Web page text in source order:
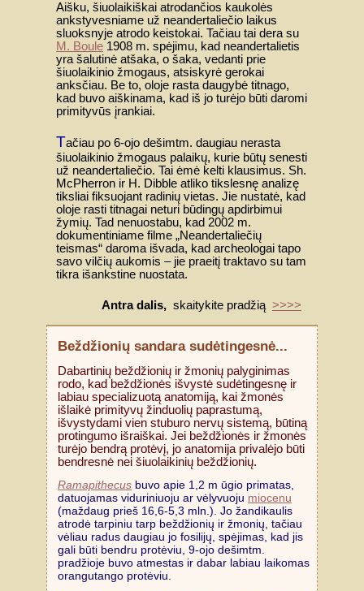
Aišku, šiuolaikiškai atrodančios kaukolės
ankstyvesniame už neandertaliečio laikus
sluoksnyje atrodo keistokai. Tačiau tai dera su
M. Boule 1908 m. spėjimu, kad neandertalietis
yra šalutinė atšaka, o šaka, vedanti prie
šiuolaikinio žmogaus, atsiskyrė gerokai
anksčiau. Be to, oloje rasta daugybė titnago,
kad buvo aiškinama, kad iš jo turėjo būti daromi
primityvūs įrankiai.
Tačiau po 6-ojo dešimtm. daugiau nerasta
šiuolaikinio žmogaus palaikų, kurie būtų senesti
už neandertaliečio. Tai ėmė kelti klausimus. Sh.
McPherron ir H. Dibble atliko tikslesnę analizę
tiksliai fiksuojant radinių vietas. Jie nustatė, kad
oloje rasti titnagai neturi būdingų apdirbimui
žymių. Tad nenuostabu, kad 2002 m.
dokumentiniame filme „Neandertaliečių
teismas“ daroma išvada, kad archeologai tapo
savo vilčių aukomis – jie praeitį traktavo su tam
tikra išankstine nuostata.
Antra dalis, skaitykite pradžią >>>>
Beždžionių sandara sudėtingesnė...
Dabartinių beždžionių ir žmonių palyginimas
rodo, kad beždžionės išvystė sudėtingesnę ir
labiau specializuotą anatomiją, kai žmonės
išlaikė primityvų žinduolių paprastumą,
išvystydami vien stuburo nervų sistemą, būtiną
protingumo išraiškai. Jei beždžionės ir žmonės
turėjo bendrą protėvį, jo anatomija privalėjo būti
bendresnė nei šiuolaikinių beždžionių.
Ramapithecus buvo apie 1,2 m ūgio primatas,
datuojamas viduriniuoju ar vėlyvuoju miocenu
(maždaug prieš 16,6-5,3 mln.). Jo žandikaulis
atrodė tarpiniu tarp beždžionių ir žmonių, tačiau
vėliau radus daugiau jo fosilijų, spėjimas, kad jis
gali būti bendru protėviu, 9-ojo dešimtm.
pradžioje buvo atmestas ir dabar labiau laikomas
orangutango protėviu.